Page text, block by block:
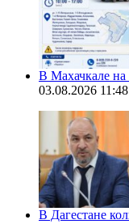
В Махачкале на
03.08.2026 11:48
В Дагестане